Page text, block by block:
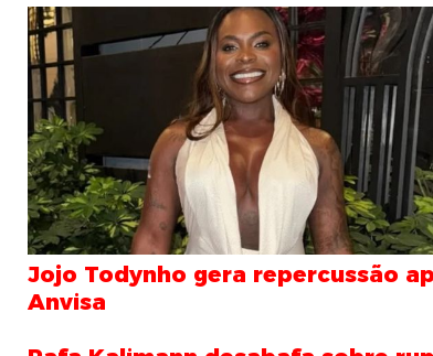
Jojo Todynho gera repercussão
Anvisa